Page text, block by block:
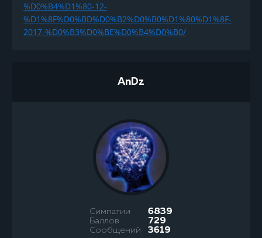
%D0%B4%D1%80-12-
%D1%8F%D0%BD%D0%B2%D0%B0%D1%80%D1%8F-
2017-%D0%B3%D0%BE%D0%B4%D0%B0/
AnDz
Симпатии 6839
Баллов 729
Сообщений 3619